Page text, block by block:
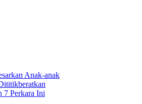
Anak-anak
7 Perkara Ini